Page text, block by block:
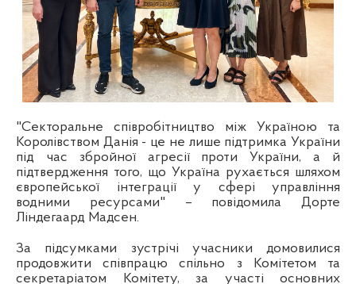
"Секторальне співробітництво між Україною та
Королівством Данія - це не лише підтримка України
під час збройної агресії проти України, а й
підтвердження того, що Україна рухається шляхом
європейської інтеграції у сфері управління
водними ресурсами" – повідомила Дорте
Ліндегаард Мадсен.
За підсумками зустрічі учасники домовилися
продовжити співпрацю спільно з Комітетом та
секретаріатом Комітету, за участі основних